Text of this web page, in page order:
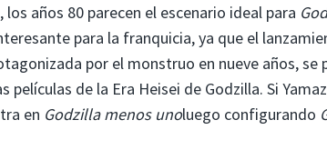
años 80 parecen el escenario ideal para
para la franquicia, ya que el
por el monstruo en nueve años, se
de la Era Heisei de Godzilla. Si
en Godzilla menos unoluego configurando